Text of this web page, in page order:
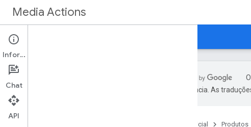
Media Actions
Começar
Visão geral
preferência. As
Página inicial Produtos
Informações
Chat
API